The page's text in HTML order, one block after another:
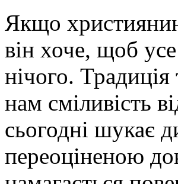
Якщо
він хоче, щоб
нічого.
нам сміливість
сьогодні шукає
переоціненою